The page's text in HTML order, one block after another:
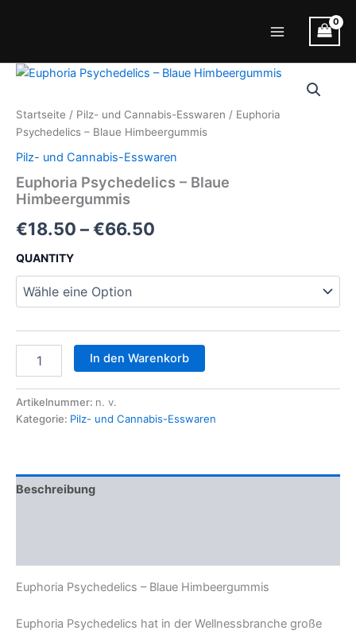
Menu
Startseite / Pilz- und Cannabis-Esswaren / Euphoria
Psychedelics – Blaue Himbeergummis
Pilz- und Cannabis-Esswaren
Euphoria Psychedelics – Blaue
Himbeergummis
€18.50 –€66.50
€66.50
QUANTITY
Psychedelics
Blaue
Himbeergummis
In den Warenkorb
Artikelnummer: n. v.
Kategorie: Pilz- und Cannabis-Esswaren
Beschreibung
Euphoria Psychedelics – Blaue Himbeergummis
Euphoria Psychedelics hat in der Wellnessbranche große